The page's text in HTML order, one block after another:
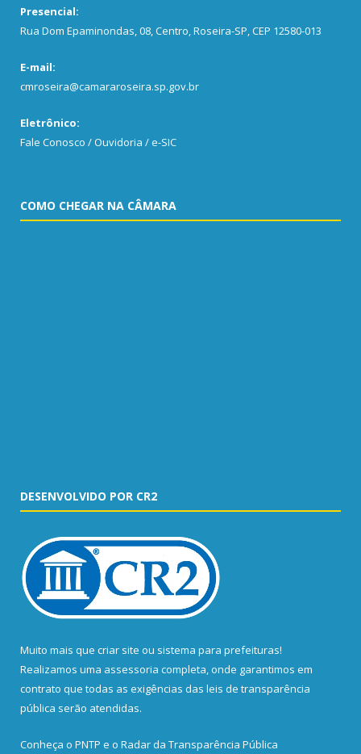
Presencial:
Rua Dom Epaminondas, 08, Centro, Roseira-SP, CEP 12580-013
E-mail:
cmroseira@camararoseira.sp.gov.br
Eletrônico:
Fale Conosco / Ouvidoria / e-SIC
COMO CHEGAR NA CÂMARA
DESENVOLVIDO POR CR2
Muito mais que criar site ou sistema para prefeituras!
Realizamos uma assessoria completa, onde garantimos em
contrato que todas as exigências das leis de transparência
pública serão atendidas.
Conheça o PNTP e o Radar da Transparência Pública